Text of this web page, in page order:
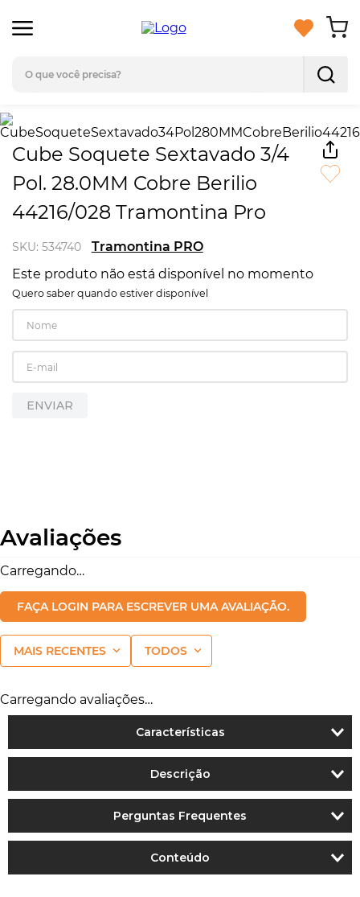
Cube Soquete Sextavado 3/4
Pol. 28.0MM Cobre Berilio
44216/028 Tramontina Pro
SKU: 534740
Tramontina PRO
Este produto não está disponível no momento
Quero saber quando estiver disponível
ENVIAR
Avaliações
Carregando…
FAÇA LOGIN PARA ESCREVER UMA AVALIAÇÃO.
MAIS RECENTES TODOS
Carregando avaliações…
Características
Descrição
Perguntas Frequentes
Conteúdo
bosch
gedore
3º
escada
parafusadeira
7º
caixa ferramentas
8º
lanterna
9º
alicate
10 º esmerilhadeira